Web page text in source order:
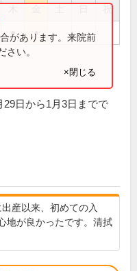
祝
● ●
があります。来院前
さい。
×閉じる
日から1月3日までで
産以来、初めての入
地が良かったです。清拭